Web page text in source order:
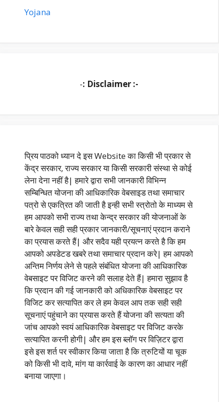
Yojana
-: Disclaimer :-
प्रिय पाठको ध्यान दे इस Website का किसी भी प्रकार से
केंद्र सरकार, राज्य सरकार या किसी सरकारी संस्था से कोई
लेना देना नहीं है| हमारे द्वारा सभी जानकारी विभिन्न
सम्बिन्धित योजना की आधिकारिक वेबसाइड तथा समाचार
पत्रो से एकत्रित की जाती है इन्ही सभी स्त्रोतो के माध्यम से
हम आपको सभी राज्य तथा केन्द्र सरकार की योजनाओं के
बारे केवल सही सही प्रकार जानकारी/सूचनाएं प्रदान कराने
का प्रयास करते हैं| और सदैव यही प्रयत्न करते है कि हम
आपको अपडेटड खबरे तथा समाचार प्रदान करे| हम आपको
अन्तिम निर्णय लेने से पहले संबंधित योजना की आधिकारिक
वेबसाइट पर विजिट करने की सलाह देते हैं| हमारा सुझाव है
कि प्रदान की गई जानकारी को अधिकारिक वेबसाइट पर
विजिट कर सत्यापित कर ले हम केवल आप तक सही सही
सूचनाएं पहुंचाने का प्रयास करते हैं योजना की सत्यता की
जांच आपको स्वयं आधिकारिक वेबसाइट पर विजिट करके
सत्यापित करनी होगी| और हम इस ब्लॉग पर विज़िटर द्वारा
इसे इस शर्त पर स्वीकार किया जाता है कि त्रुटियों या चूक
को किसी भी दावे, मांग या कार्रवाई के कारण का आधार नहीं
बनाया जाएगा।